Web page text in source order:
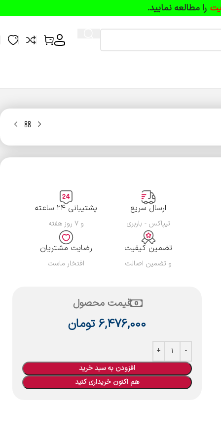
را مطالعه نمایید.
ارسال سریع
تیپاکس - باربری
پشتیبانی ۲۴ ساعته
و ۷ روز هفته
تضمین کیفیت
و تضمین اصالت
رضایت مشتریان
افتخار ماست
قیمت محصول
۶,۴۷۶,۰۰۰ تومان
افزودن به سبد خرید
هم اکنون خریداری کنید